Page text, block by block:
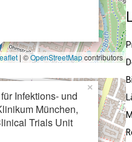
| ©OpenStreetMapcontributors
Infektions- und
München,
Trials Unit
×